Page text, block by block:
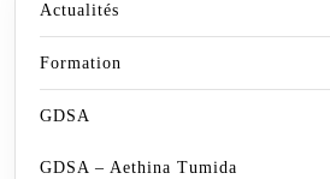
Actualités
Formation
GDSA
GDSA – Aethina Tumida